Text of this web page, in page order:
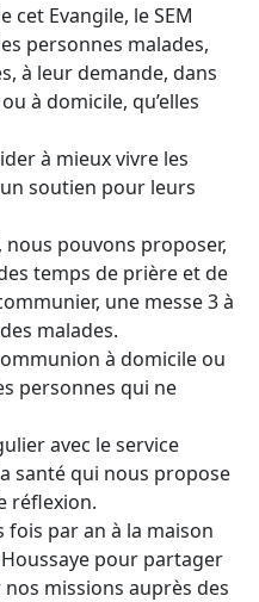
cet Evangile, le SEM
personnes malades,
à leur demande, dans
à domicile, qu’elles
à mieux vivre les
soutien pour leurs
nous pouvons proposer,
temps de prière et de
une messe 3 à
malades.
à domicile ou
personnes qui ne
avec le service
santé qui nous propose
réflexion.
par an à la maison
pour partager
missions auprès des